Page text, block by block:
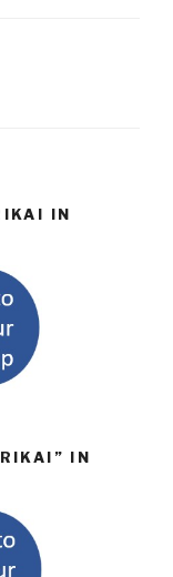
IN
IN